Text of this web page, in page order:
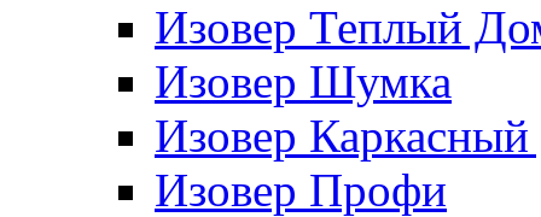
Изовер Теплый
Изовер Шумка
Изовер
Изовер Профи